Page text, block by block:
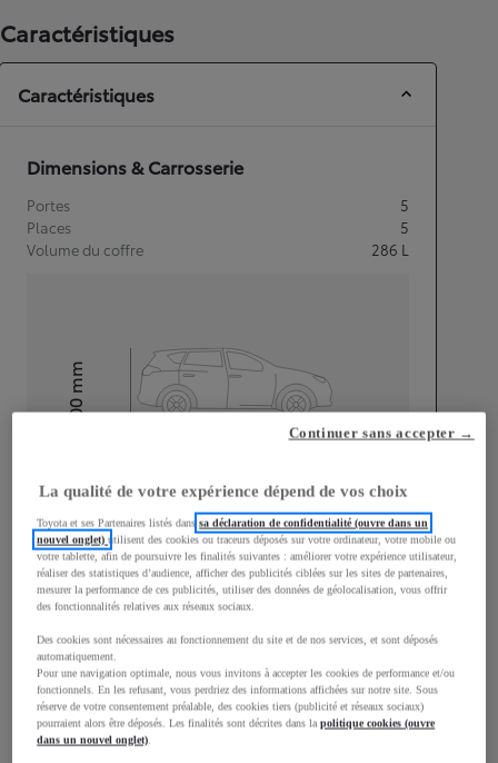
Caractéristiques
Caractéristiques
Dimensions & Carrosserie
Portes
5
Places
5
Volume du coffre
286 L
Hauteur
1 500
mm
1 745 mm
Consommation mixte
La qualité de votre expérience dépend de vos choix
Toyota et ses Partenaires listés danssa déclaration de confidentialité (ouvre dans un
nouvel onglet)utilisent des cookies ou traceurs déposés sur votre ordinateur, votre mobile ou
votre tablette, afin de poursuivre les finalités suivantes : améliorer votre expérience utilisateur,
réaliser des statistiques d’audience, afficher des publicités ciblées sur les sites de partenaires,
mesurer la performance de ces publicités, utiliser des données de géolocalisation, vous offrir
des fonctionnalités relatives aux réseaux sociaux.
Des cookies sont nécessaires au fonctionnement du site et de nos services, et sont déposés
automatiquement.
Pour une navigation optimale, nous vous invitons à accepter les cookies de performance et/ou
fonctionnels. En les refusant, vous perdriez des informations affichées sur notre site. Sous
réserve de votre consentement préalable, des cookies tiers (publicité et réseaux sociaux)
pourraient alors être déposés. Les finalités sont décrites dans lapolitique cookies (ouvre
dans un nouvel onglet)
Continuer sans accepter →